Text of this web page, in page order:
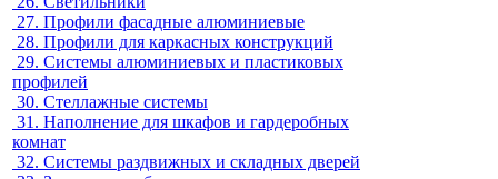
27. Профили фасадные алюминиевые
28. Профили для каркасных конструкций
29. Системы алюминиевых и пластиковых
профилей
30. Стеллажные системы
31. Наполнение для шкафов и гардеробных
комнат
32. Системы раздвижных и складных дверей